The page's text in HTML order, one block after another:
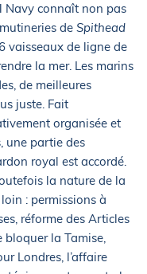
Navy connaît non pas
de Spithead
vaisseaux de ligne de
la mer. Les marins
de meilleures
juste. Fait
organisée et
une partie des
royal est accordé.
la nature de la
: permissions à
réforme des Articles
la Tamise,
Londres, l’affaire